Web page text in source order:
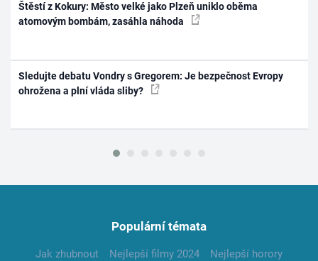
Štěstí z Kokury: Město velké jako Plzeň uniklo oběma
atomovým bombám, zasáhla náhoda
Sledujte debatu Vondry s Gregorem: Je bezpečnost Evropy
ohrožena a plní vláda sliby?
Populární témata
Jak zhubnout Nejlepší filmy 2024
Nejlepší horory